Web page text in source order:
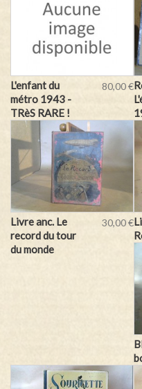
L'enfant du
métro 1943 -
TRèS RARE !
80,00 €
Livre anc. Le
record du tour
du monde
30,00 €